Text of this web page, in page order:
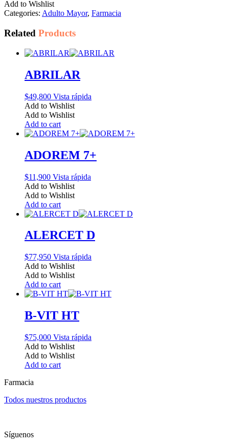
Add to Wishlist
Categories: Adulto Mayor, Farmacia
Related Products
ABRILAR
$49,800 Vista rápida
Add to Wishlist
Add to Wishlist
Add to cart
ADOREM 7+
$11,900 Vista rápida
Add to Wishlist
Add to Wishlist
Add to cart
ALERCET D
$77,950 Vista rápida
Add to Wishlist
Add to Wishlist
Add to cart
B-VIT HT
$75,000 Vista rápida
Add to Wishlist
Add to Wishlist
Add to cart
Farmacia
Todos nuestros productos
Síguenos